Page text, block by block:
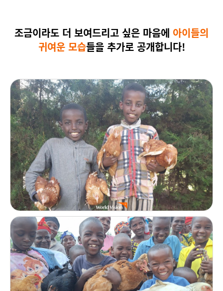
조금이라도 더 보여드리고 싶은 마음에 아이들의
귀여운 모습들을 추가로 공개합니다!